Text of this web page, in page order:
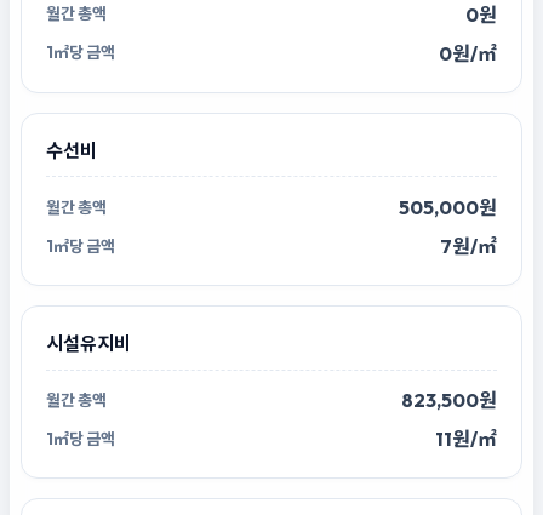
0원
0원/㎡
수선비
505,000원
7원/㎡
시설유지비
823,500원
11원/㎡